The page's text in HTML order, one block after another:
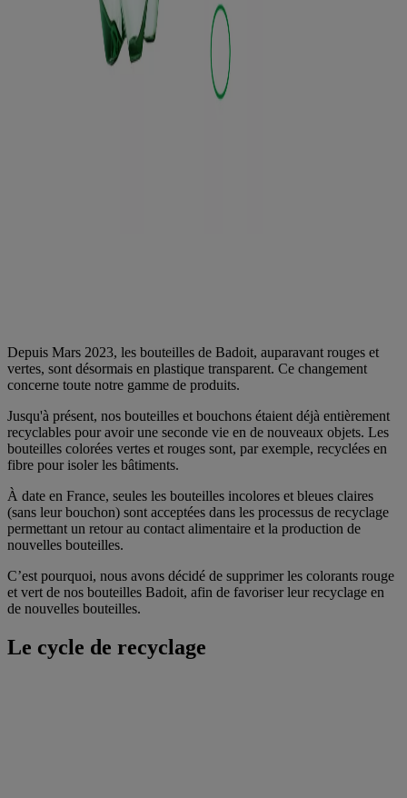
Depuis Mars 2023, les bouteilles de Badoit, auparavant rouges et
vertes, sont désormais en plastique transparent. Ce changement
concerne toute notre gamme de produits.
Jusqu'à présent, nos bouteilles et bouchons étaient déjà entièrement
recyclables pour avoir une seconde vie en de nouveaux objets. Les
bouteilles colorées vertes et rouges sont, par exemple, recyclées en
fibre pour isoler les bâtiments.
À date en France, seules les bouteilles incolores et bleues claires
(sans leur bouchon) sont acceptées dans les processus de recyclage
permettant un retour au contact alimentaire et la production de
nouvelles bouteilles.
C’est pourquoi, nous avons décidé de supprimer les colorants rouge
et vert de nos bouteilles Badoit, afin de favoriser leur recyclage en
de nouvelles bouteilles.
Le cycle de recyclage